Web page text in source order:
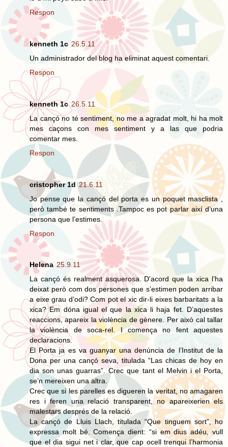
Respon
kenneth 1c 26.5.11
Un administrador del blog ha eliminat aquest comentari.
Respon
kenneth 1c 26.5.11
La cançó no té sentiment, no me a agradat molt, hi ha molt
mes caçons con mes sentiment y a las que podria
comentar mes.
Respon
cristopher 1d 21.6.11
Jo pense que la cançó del porta es un poquet masclista ,
però també te sentiments .Tampoc es pot parlar així d’una
persona que l’estimes.
Respon
Helena 25.9.11
La cançó és realment asquerosa. D'acord que la xica l’ha
deixat però com dos persones que s’estimen poden arribar
a eixe grau d’odi? Com pot el xic dir-li eixes barbaritats a la
xica? Em dóna igual el que la xica li haja fet. D’aquestes
reaccions, apareix la violència de gènere. Per això cal tallar
la violència de soca-rel. I comença no fent aquestes
declaracions.
El Porta ja es va guanyar una denúncia de l’Institut de la
Dona per una cançó seva, titulada “Las chicas de hoy en
dia son unas guarras”. Crec que tant el Melvin i el Porta,
se’n mereixen una altra.
Crec que si les parelles es digueren la veritat, no amagaren
res i feren una relació transparent, no apareixerien els
malestars després de la relació.
La cançó de Lluis Llach, titulada “Que tinguem sort”, ho
expressa molt bé. Comença dient: “si em dius adéu, vull
que el dia sigui net i clar, que cap ocell trenqui l’harmonia